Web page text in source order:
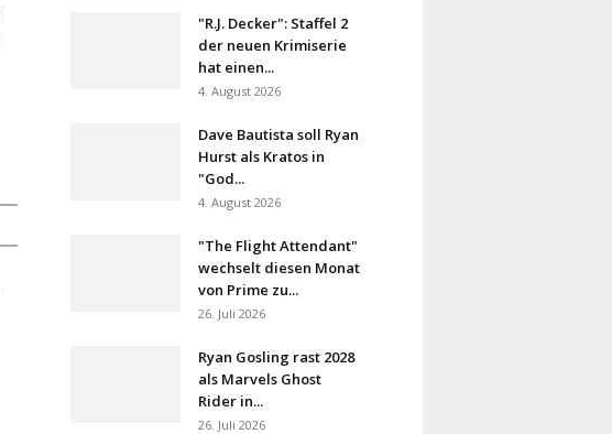
"R.J. Decker": Staffel 2
der neuen Krimiserie
hat einen...
4. August 2026
Dave Bautista soll Ryan
Hurst als Kratos in
"God...
4. August 2026
"The Flight Attendant"
wechselt diesen Monat
von Prime zu...
26. Juli 2026
Ryan Gosling rast 2028
als Marvels Ghost
Rider in...
26. Juli 2026